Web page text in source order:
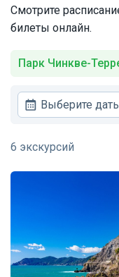
Смотрите
билеты онлайн.
Парк Чинкве-
Выберите